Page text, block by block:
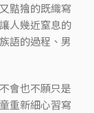
黠獪的既織寫
人幾近窒息的
語的過程、男
會也不願只是
重新細心習寫